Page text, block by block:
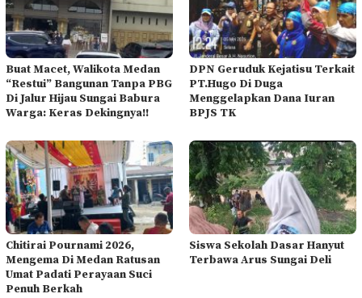
Buat Macet, Walikota Medan
“Restui” Bangunan Tanpa PBG
Di Jalur Hijau Sungai Babura
Warga: Keras Dekingnya!!
DPN Geruduk Kejatisu Terkait
PT.Hugo Di Duga
Menggelapkan Dana Iuran
BPJS TK
Chitirai Pournami 2026,
Mengema Di Medan Ratusan
Umat Padati Perayaan Suci
Penuh Berkah
Siswa Sekolah Dasar Hanyut
Terbawa Arus Sungai Deli